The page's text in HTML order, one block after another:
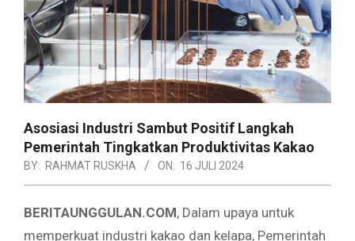
Asosiasi Industri Sambut Positif Langkah
Pemerintah Tingkatkan Produktivitas Kakao
BY: RAHMAT RUSKHA ON: 16 JULI 2024
BERITAUNGGULAN.COM, Dalam upaya untuk
memperkuat industri kakao dan kelapa, Pemerintah